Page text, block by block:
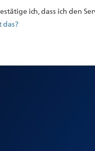
ich, dass ich den